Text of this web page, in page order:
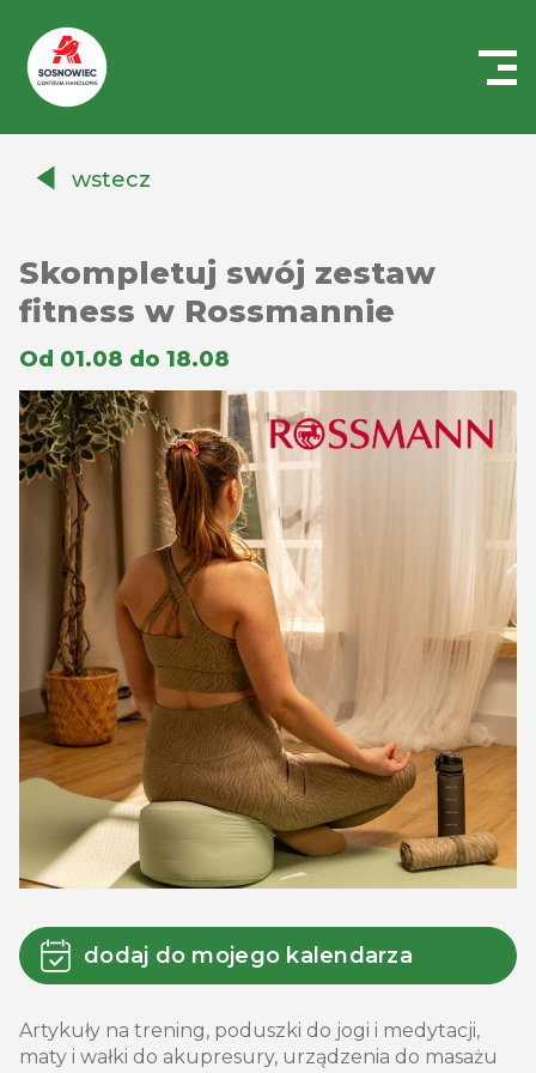
Auchanwstecz
Skompletuj swój zestaw
fitness w Rossmannie
Od 01.08 do 18.08
dodaj do mojego kalendarza
Artykuły na trening, poduszki do jogi i medytacji,
maty i wałki do akupresury, urządzenia do masażu